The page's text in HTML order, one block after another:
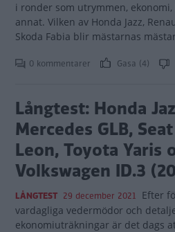
i ronder som utrymmen,
annat. Vilken av Honda Jazz,
Skoda Fabia blir mästarnas
0 kommentarer Gasa (4)
Långtest: Honda
Mercedes GLB, Seat
Leon, Toyota Yaris
Volkswagen ID.3
LÅNGTEST 29 december 2021 Efter
vardagliga vedermödor och
ekonomiuträkningar är det dags